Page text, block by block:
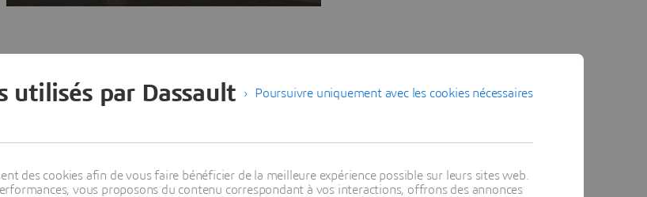
Poursuivre uniquement avec les cookies nécessaires
utilisés par Dassault
des cookies afin de vous faire bénéficier de la meilleure expérience possible sur leurs sites web.
vous proposons du contenu correspondant à vos interactions, offrons des annonces